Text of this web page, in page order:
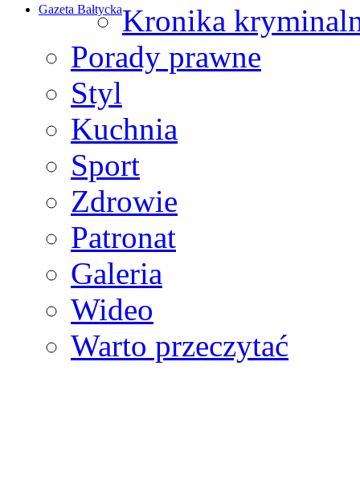
Gazeta BałtyckaKronika
Porady prawne
Styl
Kuchnia
Sport
Zdrowie
Patronat
Galeria
Wideo
Warto przeczytać